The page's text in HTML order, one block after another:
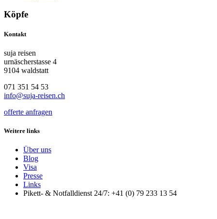
Köpfe
Kontakt
suja reisen
urnäscherstasse 4
9104 waldstatt
071 351 54 53
info@suja-reisen.ch
offerte anfragen
Weitere links
Über uns
Blog
Visa
Presse
Links
Pikett- & Notfalldienst 24/7: +41 (0) 79 233 13 54